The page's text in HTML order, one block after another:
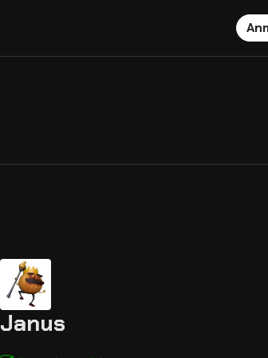
Janus